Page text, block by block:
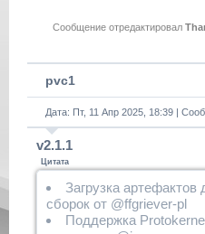
Сообщение отредактировал
pvc1
Дата: Пт, 11 Апр 2025, 18:39 |
v2.1.1
Цитата
Загрузка
сборок от @ffgriever-pl
Поддержка